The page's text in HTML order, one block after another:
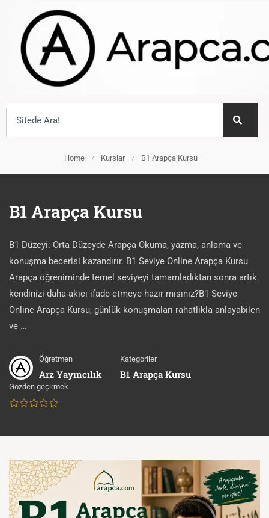
Home Kurslar B1 Arapça Kursu
B1 Arapça Kursu
B1 Düzeyi: Orta Düzeyde Arapça Okuma, yazma, anlama ve
konuşma becerisi kazandırır. B1 Seviye Online Arapça Kursu
Arapça öğreniminde temel seviyeyi tamamladıktan sonra artık
kendinizi daha akıcı ifade etmeye hazır mısınız?B1 Seviye
Online Arapça Kursu, günlük konuşmaları rahatlıkla anlayabilen
ve …
Öğretmen
Arz Yayıncılık
Kategoriler
B1 Arapça Kursu
Gözden geçirmek